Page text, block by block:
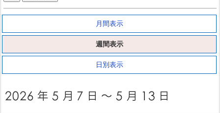
月間表示
週間表示
日別表示